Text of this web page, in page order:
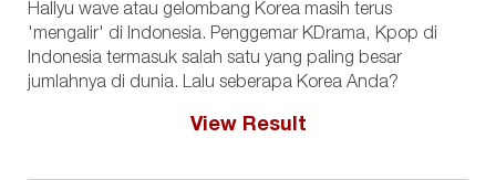
Hallyu wave atau gelombang Korea masih terus
'mengalir' di Indonesia. Penggemar KDrama, Kpop di
Indonesia termasuk salah satu yang paling besar
jumlahnya di dunia. Lalu seberapa Korea Anda?
View Result